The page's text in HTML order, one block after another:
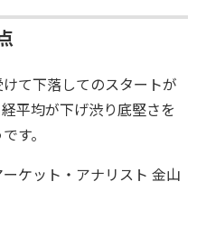
て下落してのスタートが
平均が下げ渋り底堅さを
す。
ケット・アナリスト 金山